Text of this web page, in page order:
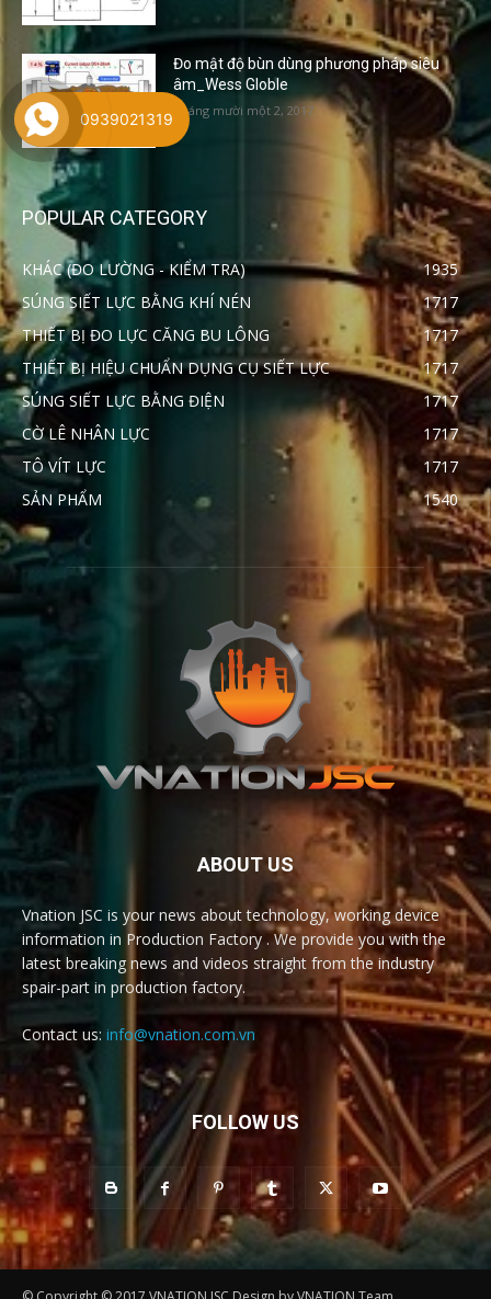
Đo mật độ bùn dùng phương pháp siêu
âm_Wess Globle
Tháng mười một 2, 2017
POPULAR CATEGORY
KHÁC (ĐO LƯỜNG - KIỂM TRA)
1935
SÚNG SIẾT LỰC BẰNG KHÍ NÉN
1717
THIẾT BỊ ĐO LỰC CĂNG BU LÔNG
1717
THIẾT BỊ HIỆU CHUẨN DỤNG CỤ SIẾT LỰC
1717
SÚNG SIẾT LỰC BẰNG ĐIỆN
1717
CỜ LÊ NHÂN LỰC
1717
TÔ VÍT LỰC
1717
SẢN PHẨM
1540
ABOUT US
Vnation JSC is your news about technology, working device
information in Production Factory . We provide you with the
latest breaking news and videos straight from the industry
spair-part in production factory.
Contact us: info@vnation.com.vn
FOLLOW US
0939021319